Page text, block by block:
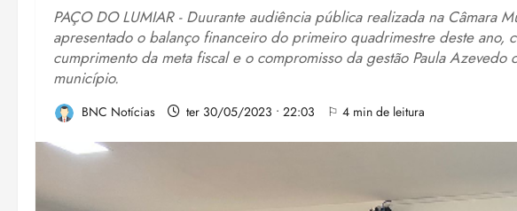
PAÇO DO LUMIAR - Duurante audiência pública realizada na Câmara
apresentado o balanço financeiro do primeiro quadrimestre deste ano,
cumprimento da meta fiscal e o compromisso da gestão Paula Azevedo
município.
BNC Notícias ter 30/05/2023 • 22:03 ⚐ 4 min de leitura